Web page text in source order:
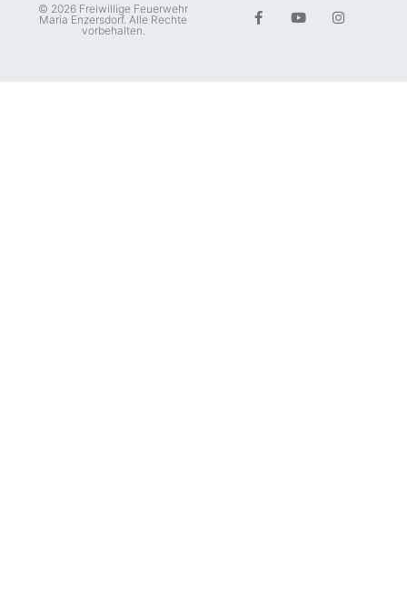
© 2026 Freiwillige Feuerwehr
Maria Enzersdorf. Alle Rechte
vorbehalten.